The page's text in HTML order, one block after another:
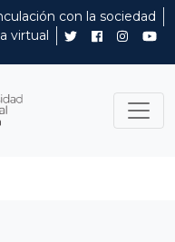
con la sociedad
virtual